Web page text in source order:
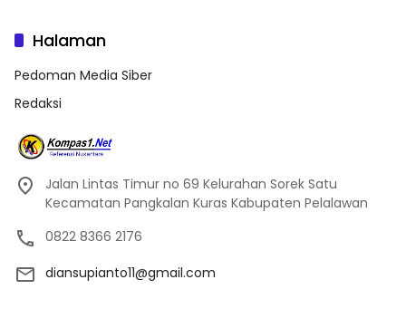
Halaman
Pedoman Media Siber
Redaksi
Jalan Lintas Timur no 69 Kelurahan Sorek Satu
Kecamatan Pangkalan Kuras Kabupaten Pelalawan
0822 8366 2176
diansupianto11@gmail.com